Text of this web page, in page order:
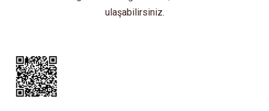
ulaşabilirsiniz.